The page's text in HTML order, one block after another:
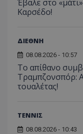
Έβαλε στο
Καρσέδο!
ΔΙΕΘΝΗ
08.08.2026 - 10:57
Το απίθανο
Τραμπζονσπόρ:
τουαλέτας!
ΤΕΝΝΙΣ
08.08.2026 - 10:43